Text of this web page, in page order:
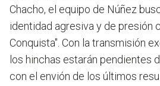
Chacho, el equipo de Núñez
identidad agresiva y de presión
Conquista". Con la transmisión
los hinchas estarán pendientes
con el envión de los últimos